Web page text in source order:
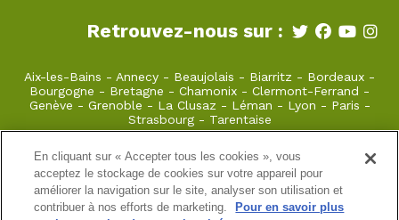
Retrouvez-nous sur :
Aix-les-Bains - Annecy - Beaujolais - Biarritz - Bordeaux -
Bourgogne - Bretagne - Chamonix - Clermont-Ferrand -
Genève - Grenoble - La Clusaz - Léman - Lyon - Paris -
Strasbourg- Tarentaise
anouchka@takamaka.fr
04 79 55 39 52
En cliquant sur « Accepter tous les cookies », vous
acceptez le stockage de cookies sur votre appareil pour
améliorer la navigation sur le site, analyser son utilisation et
contribuer à nos efforts de marketing.
Pour en savoir plus